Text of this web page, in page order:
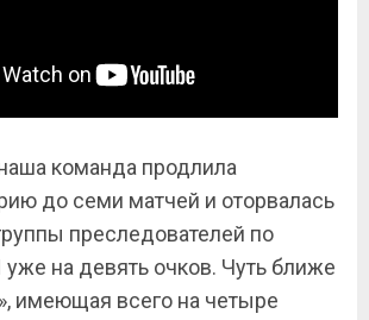
команда продлила
до семи матчей и оторвалась
преследователей по
на девять очков. Чуть ближе
имеющая всего на четыре